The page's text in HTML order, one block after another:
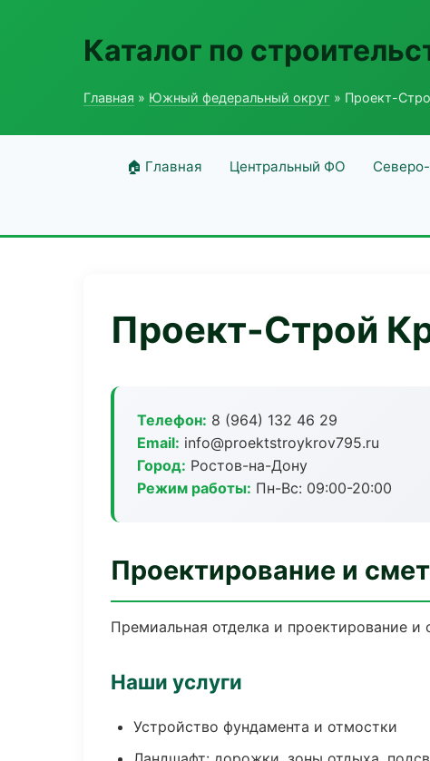
Каталог по
Главная » Южный федеральный округ » Проект-
🏠 Главная Центральный ФО
Проект-Строй
Телефон: 8 (964) 132 46 29
Email: info@proektstroykrov795.ru
Город: Ростов-на-Дону
Режим работы: Пн-Вс: 09:00-20:00
Проектирование и
Премиальная отделка и проектирование
Наши услуги
Устройство фундамента и отмостки